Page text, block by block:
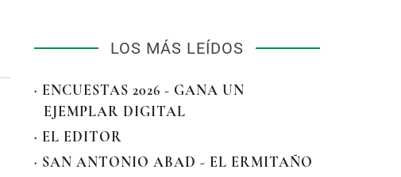
LOS MÁS LEÍDOS
· ENCUESTAS 2026 - GANA UN
EJEMPLAR DIGITAL
· EL EDITOR
· SAN ANTONIO ABAD - EL ERMITAÑO